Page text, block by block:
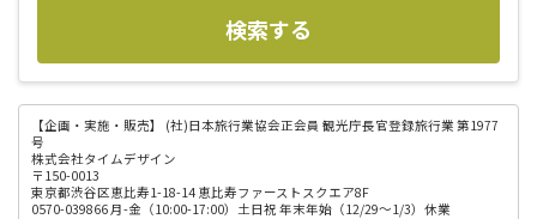
検索する
【企画・実施・販売】
(社)日本旅行業協会正会員 観光庁長官登録旅行業 第1977
号
株式会社タイムデザイン
〒150-0013
東京都渋谷区恵比寿1-18-14 恵比寿ファーストスクエア8F
0570-039866 月-金（10:00-17:00）土日祝 年末年始（12/29～1/3）休業